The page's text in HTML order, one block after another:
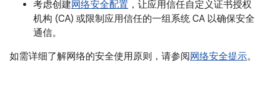
考虑创建网络安全配置 ，让应用信任自定义证书授权
机构 (CA) 或限制应用信任的一组系统 CA 以确保安全
通信。
如需详细了解网络的安全使用原则，请参阅 网络安全提示。